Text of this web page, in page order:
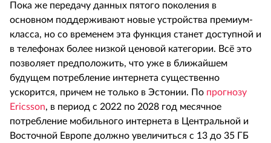
Пока же передачу данных пятого поколения в
основном поддерживают новые устройства премиум-
класса, но со временем эта функция станет доступной и
в телефонах более низкой ценовой категории. Всё это
позволяет предположить, что уже в ближайшем
будущем потребление интернета существенно
ускорится, причем не только в Эстонии. По прогнозу
Ericsson, в период с 2022 по 2028 год месячное
потребление мобильного интернета в Центральной и
Восточной Европе должно увеличиться с 13 до 35 ГБ